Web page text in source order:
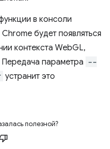
в консоли
будет появляться
контекста WebGL,
параметра --
устранит это
полезной?